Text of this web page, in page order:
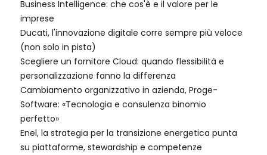
Business Intelligence: che cos'è e il valore per le
imprese
Ducati, l'innovazione digitale corre sempre più veloce
(non solo in pista)
Scegliere un fornitore Cloud: quando flessibilità e
personalizzazione fanno la differenza
Cambiamento organizzativo in azienda, Proge-
Software: «Tecnologia e consulenza binomio
perfetto»
Enel, la strategia per la transizione energetica punta
su piattaforme, stewardship e competenze